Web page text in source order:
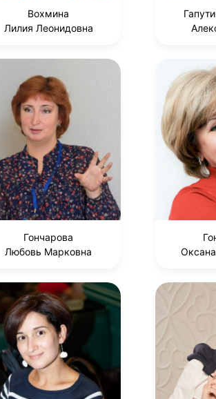
Вохмина
Лилия Леонидовна
Гончарова
Любовь Марковна